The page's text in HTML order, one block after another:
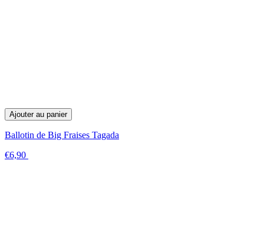
Ajouter au panier
Ballotin de Big Fraises Tagada
€6,90